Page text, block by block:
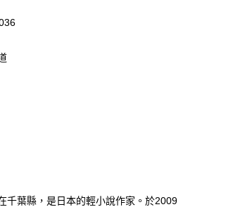
品之後才付款」的支付方式。 讓您購物簡單
需綁卡、不需儲值。
訊認證，即可結帳。
，再付款。
享後付」後，將跳轉至「AFTEE先享後
確認金額後，即可完成結帳。
繳費通知簡訊。
，點擊此簡訊中的連結，可透過四大超商
式進行付款，方視為交易完成。
以上)免運費
以上)免運費
千葉縣，是日本的輕小說作家。於2009